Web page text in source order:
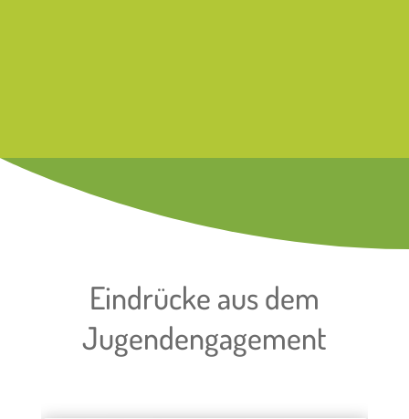
Eindrücke aus dem
Jugendengagement